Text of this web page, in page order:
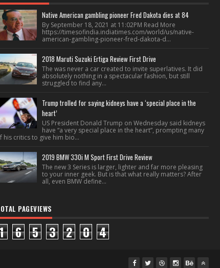
Native American gambling pioneer Fred Dakota dies at 84
By September 18, 2021 at 11:02PM Read More
https://timesofindia.indiatimes.com/world/us/native-
american-gambling-pioneer-fred-dakota-d...
2018 Maruti Suzuki Ertiga Review First Drive
The was never a car created to invite superlatives. It did
absolutely nothing in a spectacular fashion, but still
struggled to find any...
Trump trolled for saying kidneys have a ‘special place in the
heart’
US President Donald Trump on Wednesday said kidneys
have “a very special place in the heart”, prompting many
his critics to give him bio...
2019 BMW 330i M Sport First Drive Review
The new 3 Series is larger, lighter and far more pleasing
to your inner geek. But is that what really matters? After
all, even BMW define...
PAGEVIEWS
6 5 3 2 0 4